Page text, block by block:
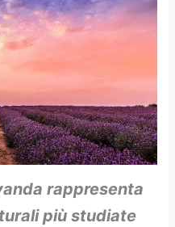
rappresenta
più studiate